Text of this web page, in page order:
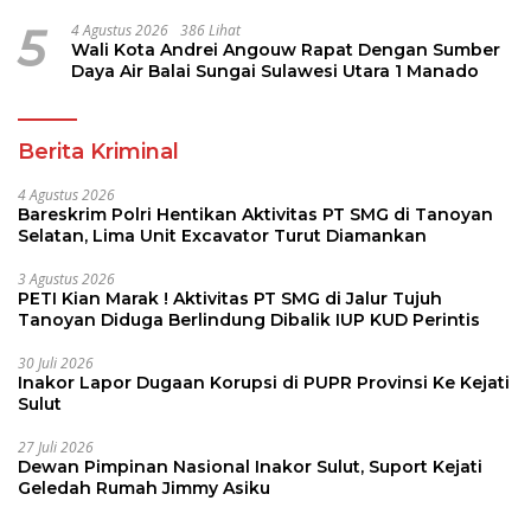
5 4 Agustus 2026 386 Lihat
Wali Kota Andrei Angouw Rapat Dengan Sumber
Daya Air Balai Sungai Sulawesi Utara 1 Manado
Berita Kriminal
4 Agustus 2026
Bareskrim Polri Hentikan Aktivitas PT SMG di Tanoyan
Selatan, Lima Unit Excavator Turut Diamankan
3 Agustus 2026
PETI Kian Marak ! Aktivitas PT SMG di Jalur Tujuh
Tanoyan Diduga Berlindung Dibalik IUP KUD Perintis
30 Juli 2026
Inakor Lapor Dugaan Korupsi di PUPR Provinsi Ke Kejati
Sulut
27 Juli 2026
Dewan Pimpinan Nasional Inakor Sulut, Suport Kejati
Geledah Rumah Jimmy Asiku